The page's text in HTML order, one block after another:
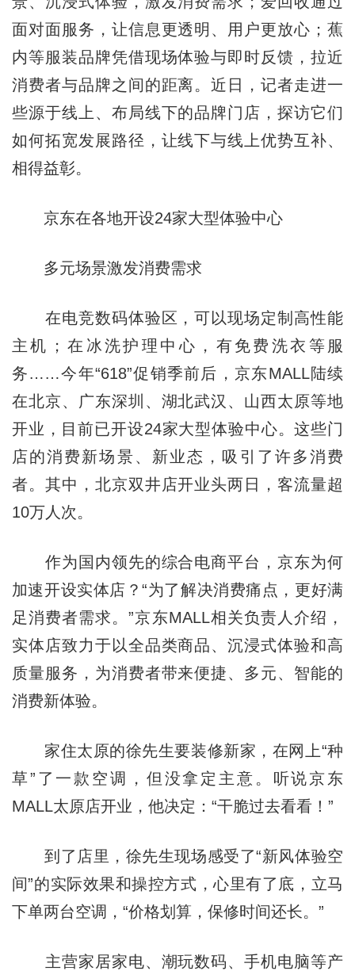
面对面服务，让信息更透明、用户更放心；蕉
内等服装品牌凭借现场体验与即时反馈，拉近
消费者与品牌之间的距离。近日，记者走进一
些源于线上、布局线下的品牌门店，探访它们
如何拓宽发展路径，让线下与线上优势互补、
相得益彰。
京东在各地开设24家大型体验中心
多元场景激发消费需求
在电竞数码体验区，可以现场定制高性能
主机；在冰洗护理中心，有免费洗衣等服
务……今年“618”促销季前后，京东MALL陆续
在北京、广东深圳、湖北武汉、山西太原等地
开业，目前已开设24家大型体验中心。这些门
店的消费新场景、新业态，吸引了许多消费
者。其中，北京双井店开业头两日，客流量超
10万人次。
作为国内领先的综合电商平台，京东为何
加速开设实体店？“为了解决消费痛点，更好满
足消费者需求。”京东MALL相关负责人介绍，
实体店致力于以全品类商品、沉浸式体验和高
质量服务，为消费者带来便捷、多元、智能的
消费新体验。
家住太原的徐先生要装修新家，在网上“种
草”了一款空调，但没拿定主意。听说京东
MALL太原店开业，他决定：“干脆过去看看！”
到了店里，徐先生现场感受了“新风体验空
间”的实际效果和操控方式，心里有了底，立马
下单两台空调，“价格划算，保修时间还长。”
主营家居家电、潮玩数码、手机电脑等产